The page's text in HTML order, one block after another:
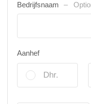
Bedrijfsnaam
Aanhef
Dhr.